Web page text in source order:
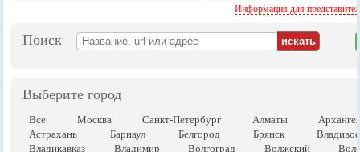
Информация для
Поиск
Выберите город
Все Москва Санкт-Петербург Алматы
Астрахань
Барнаул Белгород Брянск
Владикавказ
Владимир Волгоград Волжский